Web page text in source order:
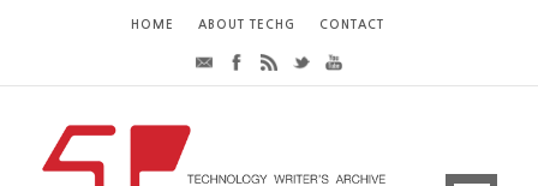
HOME ABOUT TECHG CONTACT